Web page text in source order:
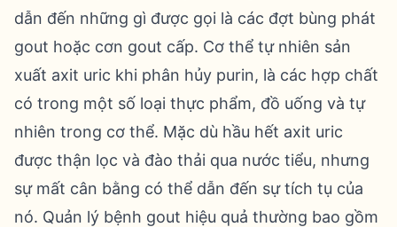
dẫn đến những gì được gọi là các đợt bùng phát
gout hoặc cơn gout cấp. Cơ thể tự nhiên sản
xuất axit uric khi phân hủy purin, là các hợp chất
có trong một số loại thực phẩm, đồ uống và tự
nhiên trong cơ thể. Mặc dù hầu hết axit uric
được thận lọc và đào thải qua nước tiểu, nhưng
sự mất cân bằng có thể dẫn đến sự tích tụ của
nó. Quản lý bệnh gout hiệu quả thường bao gồm